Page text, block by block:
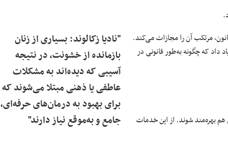
"نادیا زکالوند: بسیاری از زنان
بازمانده از خشونت، در نتیجه
آسیبی که دیده‌اند به مشکلات
عاطفی یا ذهنی مبتلا می‌شوند که
برای بهبود به درمان‌های حرفه‌ای،
جامع و به‌موقع نیاز دارند"
مرتکب آن را مجازات می‌کند.
داد که چگونه به‌طور قانونی در
هم بهره‌مند شوند. از این خدمات